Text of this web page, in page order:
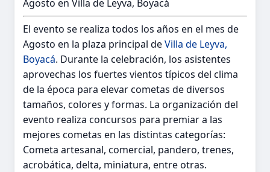
Agosto en Villa de Leyva, Boyacá
El evento se realiza todos los años en el mes de
Agosto en la plaza principal deVilla de Leyva,
Boyacá. Durante la celebración, los asistentes
aprovechas los fuertes vientos típicos del clima
de la época para elevar cometas de diversos
tamaños, colores y formas. La organización del
evento realiza concursos para premiar a las
mejores cometas en las distintas categorías:
Cometa artesanal, comercial, pandero, trenes,
acrobática, delta, miniatura, entre otras.